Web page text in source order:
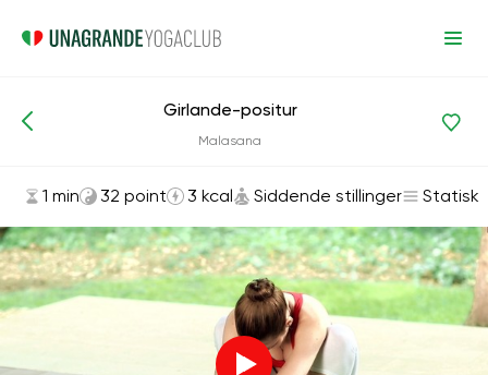
Siddende stillinger
Girlande-positur
Malasana
1 min 32 point 3 kcal Siddende stillinger Statisk